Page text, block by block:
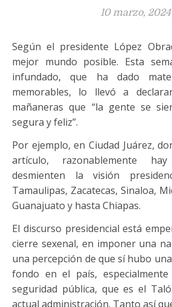
10 marzo, 2024
Según el presidente López
mejor mundo posible. Esta
infundado, que ha dado
memorables, lo llevó a
mañaneras que “la gente se
segura y feliz”.
Por ejemplo, en Ciudad Juárez,
artículo, razonablemente
desmienten la visión
Tamaulipas, Zacatecas, Sinaloa,
Guanajuato y hasta Chiapas.
El discurso presidencial está
cierre sexenal, en imponer una
una percepción de que sí hubo
fondo en el país,
seguridad pública, que es el
actual administración. Tanto así